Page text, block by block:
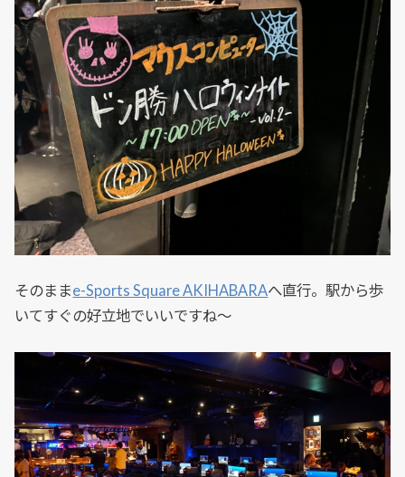
そのままe-Sports Square AKIHABARAへ直行。駅から歩
いてすぐの好立地でいいですね～